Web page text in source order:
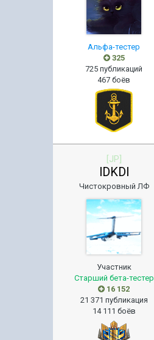
Альфа-тестер
325
725 публикаций
467 боёв
[JP]
lDKDl
Чистокровный ЛФ
Участник
Старший бета-тестер
16 152
21 371 публикация
14 111 боёв